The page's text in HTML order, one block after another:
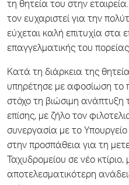
τη θητεία του στην
τον ευχαριστεί για την
εύχεται καλή επιτυχία στα
επαγγελματικής του
Κατά τη διάρκεια της
υπηρέτησε με αφοσίωση το
στόχο τη βιώσιμη ανάπτυξη
επίσης, με ζήλο τον
συνεργασία με το
στην προσπάθεια για τη
Ταχυδρομείου σε νέο κτίριο,
αποτελεσματικότερη